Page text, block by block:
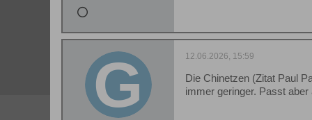
12.06.2026, 15:59
Die Chinetzen (Zitat Paul
immer geringer. Passt